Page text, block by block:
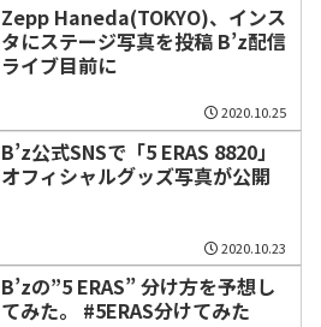
Zepp Haneda(TOKYO)、インス
タにステージ写真を投稿 B’z配信
ライブ目前に
2020.10.25
B’z公式SNSで「5 ERAS 8820」
オフィシャルグッズ写真が公開
2020.10.23
B’zの”5 ERAS” 分け方を予想し
てみた。 #5ERAS分けてみた